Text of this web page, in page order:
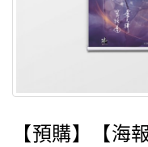
【預購】【海